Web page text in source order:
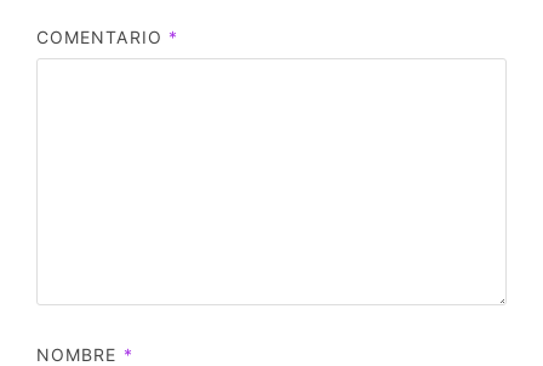
COMENTARIO *
NOMBRE *